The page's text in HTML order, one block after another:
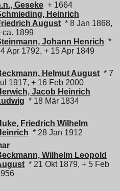
Geseke + 1664
Heinrich
August * 8 Jan 1868,
ca. 1899
Johann Henrich *
Apr 1792, + 15 Apr 1849
Helmut August * 7
1917, + 16 Feb 2000
Jacob Heinrich
* 18 Mär 1834
Friedrich Wilhelm
* 28 Jan 1912
Wilhelm Leopold
* 21 Okt 1879, + 5 Feb